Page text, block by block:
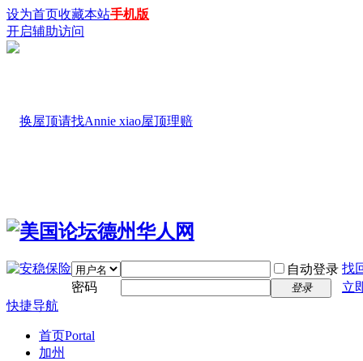
设为首页收藏本站手机版
开启辅助访问
自动登录 找
密码
登录
立
快捷导航
首页Portal
加州